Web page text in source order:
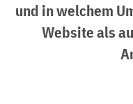
und in welchem
Website als